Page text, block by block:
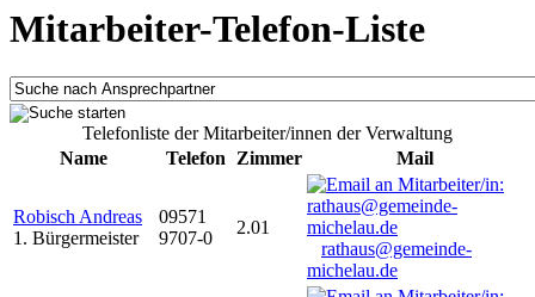
Mitarbeiter-Telefon-Liste
Telefonliste der Mitarbeiter/innen der Verwaltung
Name
Telefon Zimmer Mail
Robisch Andreas
1. Bürgermeister
09571
9707-0
2.01
rathaus@gemeinde-
michelau.de